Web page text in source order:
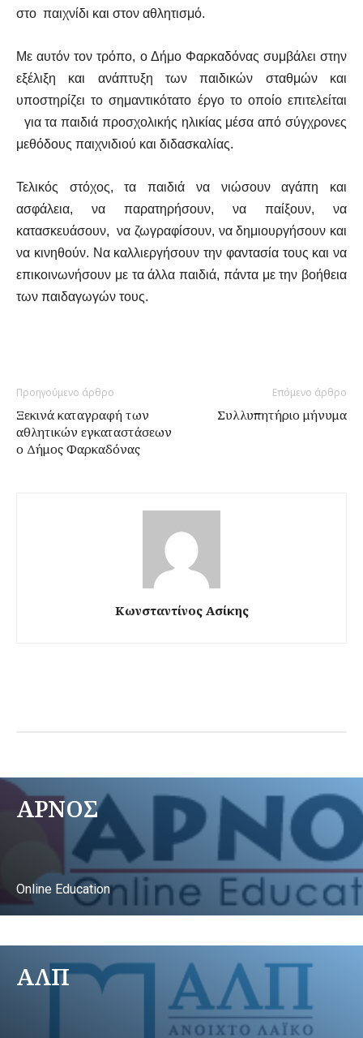
στο παιχνίδι και στον αθλητισμό.
Με αυτόν τον τρόπο, ο Δήμο Φαρκαδόνας συμβάλει στην
εξέλιξη και ανάπτυξη των παιδικών σταθμών και
υποστηρίζει το σημαντικότατο έργο το οποίο επιτελείται
για τα παιδιά προσχολικής ηλικίας μέσα από σύγχρονες
μεθόδους παιχνιδιού και διδασκαλίας.
Τελικός στόχος, τα παιδιά να νιώσουν αγάπη και
ασφάλεια, να παρατηρήσουν, να παίξουν, να
κατασκευάσουν, να ζωγραφίσουν, να δημιουργήσουν και
να κινηθούν. Να καλλιεργήσουν την φαντασία τους και να
επικοινωνήσουν με τα άλλα παιδιά, πάντα με την βοήθεια
των παιδαγωγών τους.
Προηγούμενο άρθρο
Ξεκινά καταγραφή των
αθλητικών εγκαταστάσεων
ο Δήμος Φαρκαδόνας
Επόμενο άρθρο
Συλλυπητήριο μήνυμα
Κωνσταντίνος Ασίκης
ΑΡΝΟΣ
Online Education
ΑΛΠ